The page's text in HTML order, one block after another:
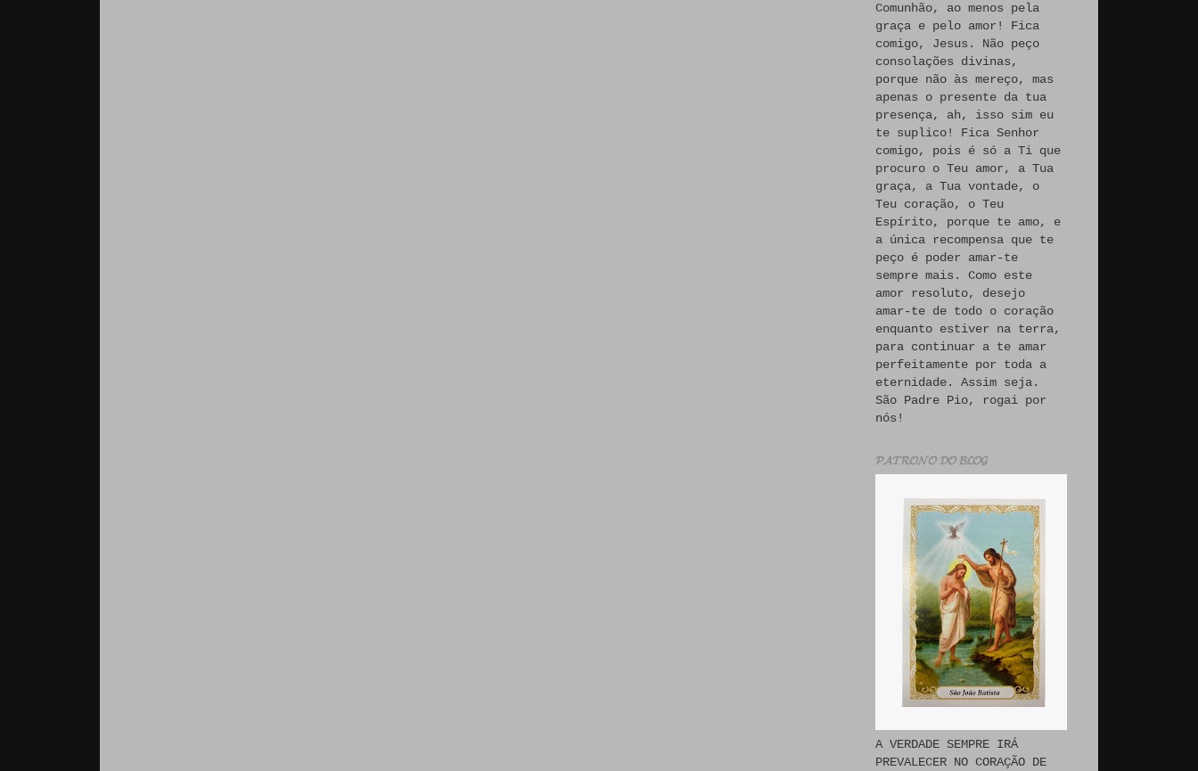
Comunhão, ao menos pela
graça e pelo amor! Fica
comigo, Jesus. Não peço
consolações divinas,
porque não às mereço, mas
apenas o presente da tua
presença, ah, isso sim eu
te suplico! Fica Senhor
comigo, pois é só a Ti que
procuro o Teu amor, a Tua
graça, a Tua vontade, o
Teu coração, o Teu
Espírito, porque te amo, e
a única recompensa que te
peço é poder amar-te
sempre mais. Como este
amor resoluto, desejo
amar-te de todo o coração
enquanto estiver na terra,
para continuar a te amar
perfeitamente por toda a
eternidade. Assim seja.
São Padre Pio, rogai por
nós!
𝓟𝓐𝓣𝓡𝓞𝓝𝓞 𝓓𝓞 𝓑𝓛𝓞𝓖
A VERDADE SEMPRE IRÁ
PREVALECER NO CORAÇÃO DE